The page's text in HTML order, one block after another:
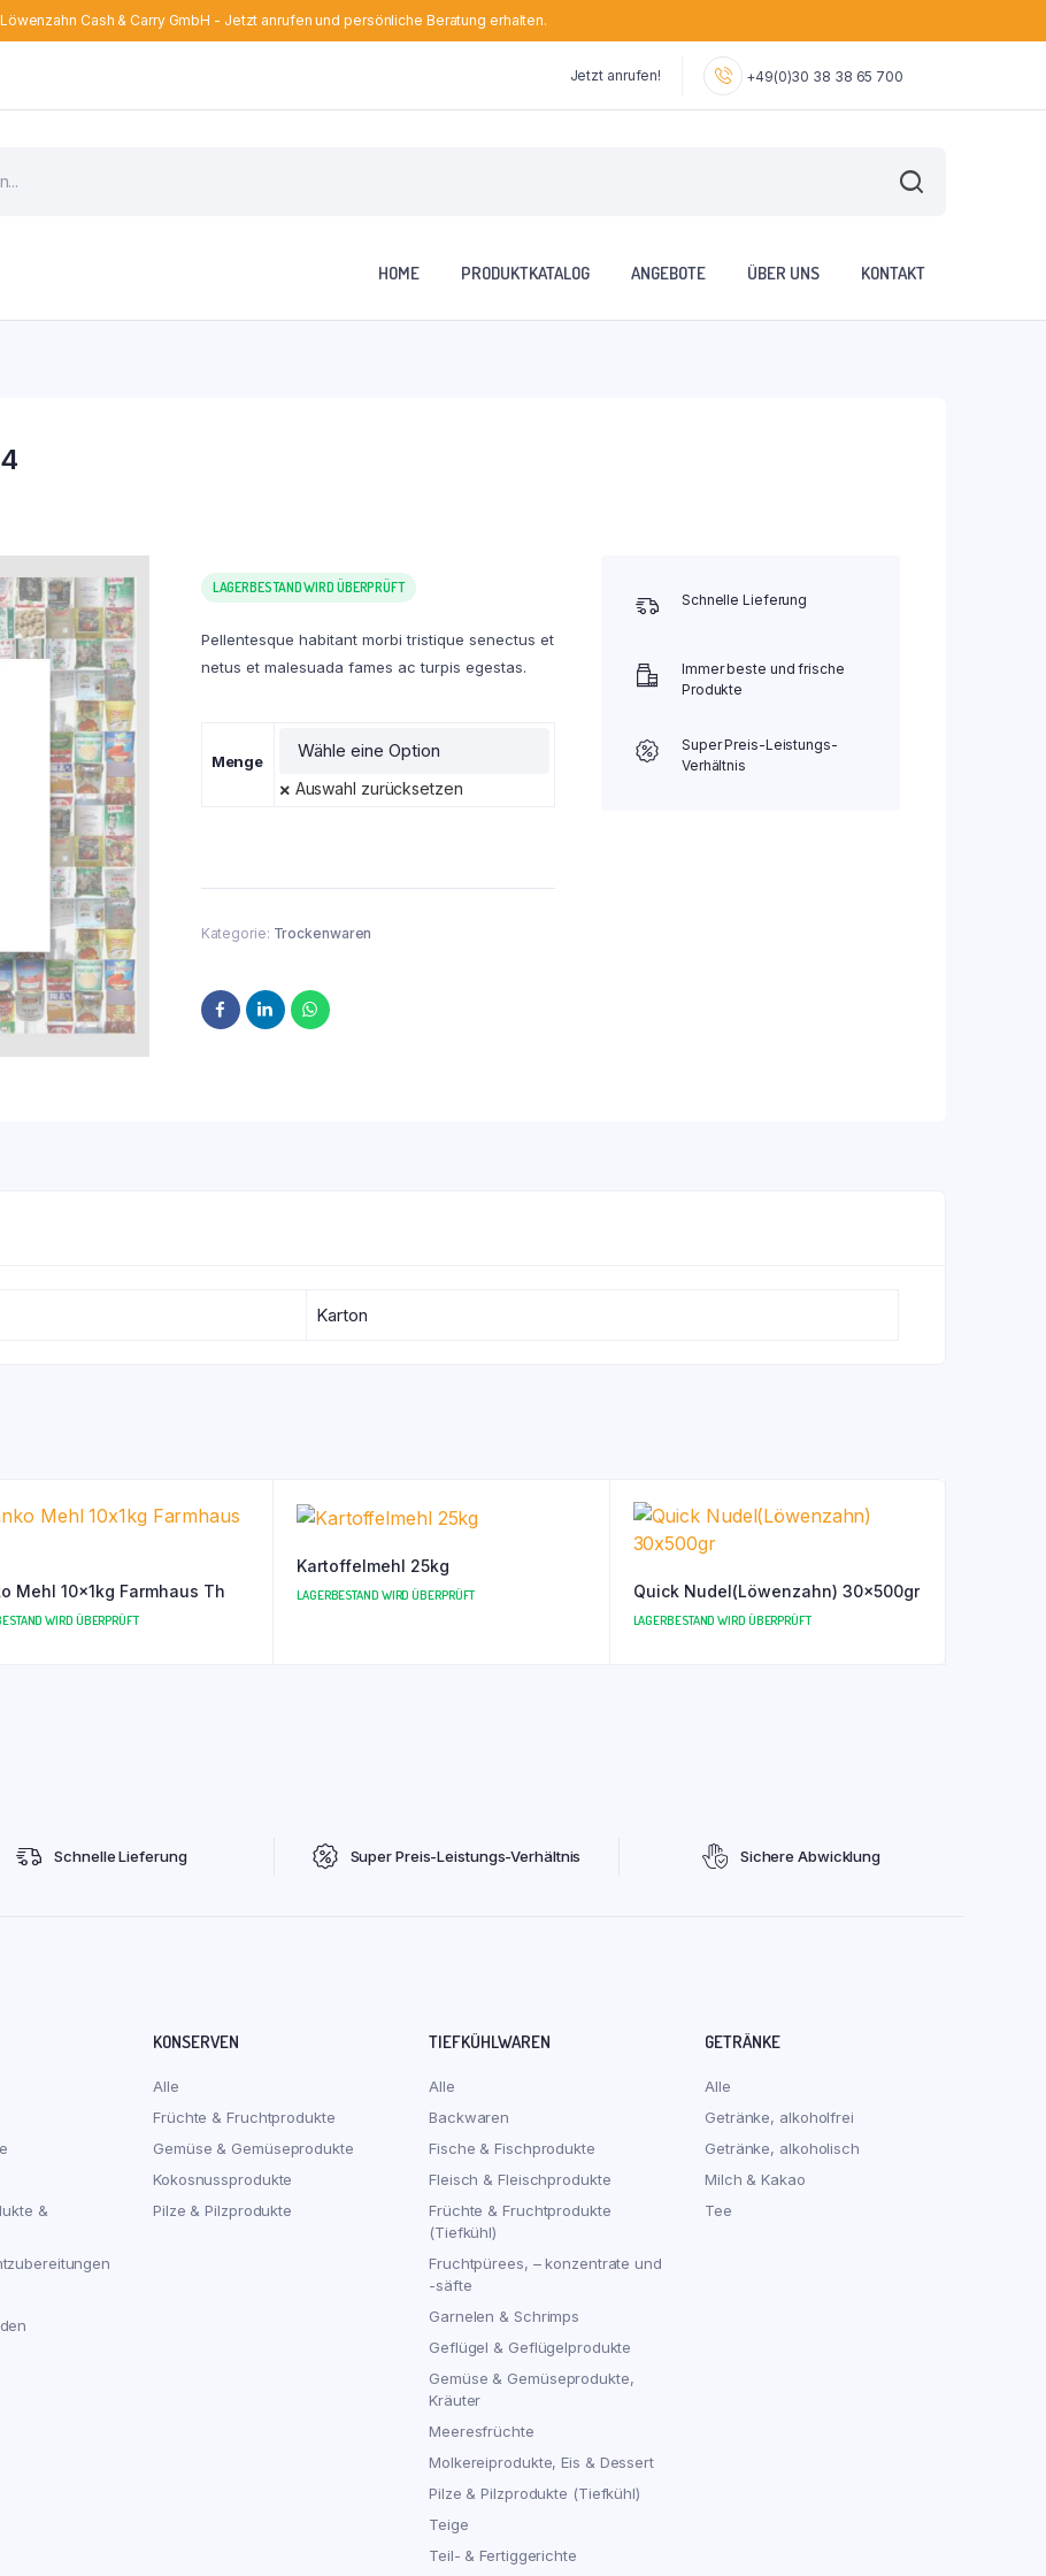
Löwenzahn Cash & Carry GmbH - Jetzt anrufen und persönliche Beratung erhalten.
Jetzt anrufen! +49(0)30 38 38 65 700
HOME PRODUKTKATALOG ANGEBOTE ÜBER UNS KONTAKT
LAGERBESTAND WIRD ÜBERPRÜFT
Pellentesque habitant morbi tristique senectus et
netus et malesuada fames ac turpis egestas.
Menge
Auswahl zurücksetzen
Kategorie: Trockenwaren
Schnelle Lieferung
Immer beste und frische
Produkte
Super Preis-Leistungs-
Verhältnis
Karton
Mehl 10x1kg Farmhaus Th
WIRD ÜBERPRÜFT
Kartoffelmehl 25kg
LAGERBESTAND WIRD ÜBERPRÜFT Quick Nudel(Löwenzahn) 30x500gr
LAGERBESTAND WIRD ÜBERPRÜFT
Schnelle Lieferung Super Preis-Leistungs-Verhältnis Sichere Abwicklung
&
KONSERVEN
Alle
Früchte & Fruchtprodukte
Gemüse & Gemüseprodukte
Kokosnussprodukte
Pilze & Pilzprodukte
TIEFKÜHLWAREN
Alle
Backwaren
Fische & Fischprodukte
Fleisch & Fleischprodukte
Früchte & Fruchtprodukte
(Tiefkühl)
Fruchtpürees, – konzentrate und
-säfte
Garnelen & Schrimps
Geflügel & Geflügelprodukte
Gemüse & Gemüseprodukte,
Kräuter
Meeresfrüchte
Molkereiprodukte, Eis & Dessert
Pilze & Pilzprodukte (Tiefkühl)
Teige
Teil- & Fertiggerichte
GETRÄNKE
Alle
Getränke, alkoholfrei
Getränke, alkoholisch
Milch & Kakao
Tee